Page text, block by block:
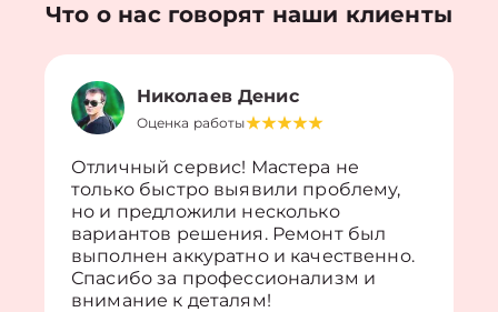
Что о нас говорят наши клиенты
Николаев Денис
Оценка работы
Отличный сервис! Мастера не
только быстро выявили проблему,
но и предложили несколько
вариантов решения. Ремонт был
выполнен аккуратно и качественно.
Спасибо за профессионализм и
внимание к деталям!